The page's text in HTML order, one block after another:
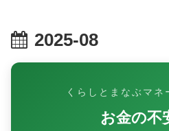
2025-08
くらしとまなぶマネ
お金の不